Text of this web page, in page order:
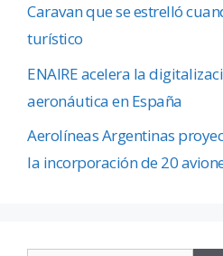
Caravan que se estrelló
turístico
ENAIRE acelera la
aeronáutica en España
Aerolíneas Argentinas
la incorporación de 20